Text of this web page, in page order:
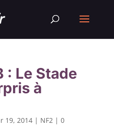
: Le Stade
à
19, 2014| NF2| 0